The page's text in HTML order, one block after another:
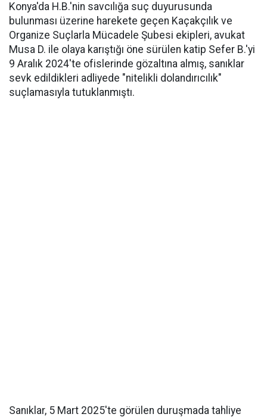
Konya'da H.B.'nin savcılığa suç duyurusunda
bulunması üzerine harekete geçen Kaçakçılık ve
Organize Suçlarla Mücadele Şubesi ekipleri, avukat
Musa D. ile olaya karıştığı öne sürülen katip Sefer B.'yi
9 Aralık 2024'te ofislerinde gözaltına almış, sanıklar
sevk edildikleri adliyede "nitelikli dolandırıcılık"
suçlamasıyla tutuklanmıştı.
Sanıklar, 5 Mart 2025'te görülen duruşmada tahliye